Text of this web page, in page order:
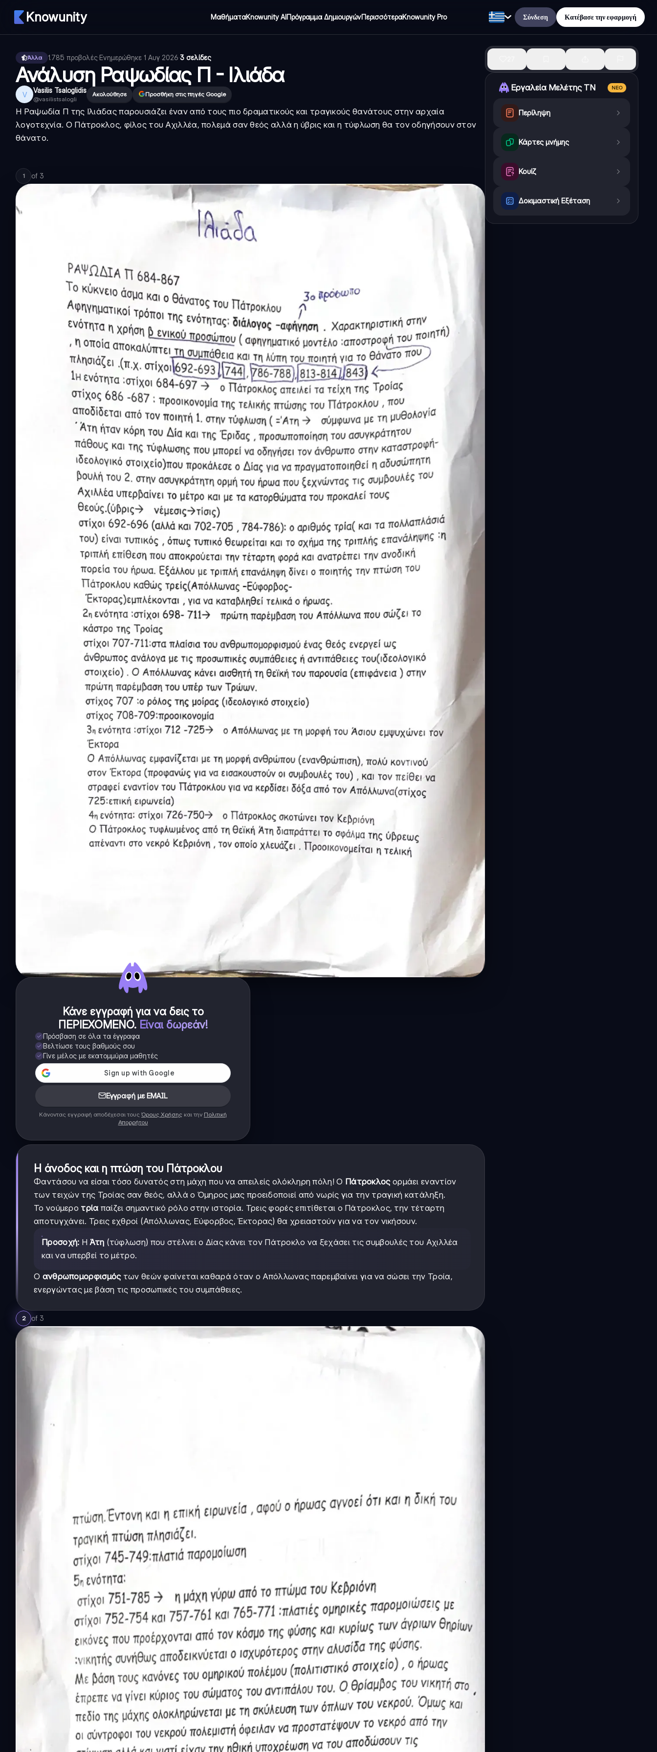
Knowunity ΜαθήματαKnowunity AIΠρόγραμμα ΔημιουργώνΠερισσότεραKnowunity Pro Σύνδεση Κατέβασε την εφαρμογή
Άλλα 1.785 προβολές·Ενημερώθηκε 1 Αυγ 2026·3 σελίδες
Ανάλυση Ραψωδίας Π - Ιλιάδα
V Vasilis Tsaloglidis
@vasilistsalogli
Ακολούθησε Προσθήκη στις πηγές Google
Η Ραψωδία Π της Ιλιάδας παρουσιάζει έναν από τους πιο δραματικούς και τραγικούς θανάτους στην αρχαία
λογοτεχνία. Ο Πάτροκλος, φίλος του Αχιλλέα, πολεμά σαν θεός αλλά η ύβρις και η τύφλωση θα τον οδηγήσουν στον
θάνατο.
1 of 3
Κάνε εγγραφή για να δεις το
ΠΕΡΙΕΧΟΜΕΝΟ. Είναι δωρεάν!
Πρόσβαση σε όλα τα έγγραφα
Βελτίωσε τους βαθμούς σου
Γίνε μέλος με εκατομμύρια μαθητές
Εγγραφή με EMAIL
Κάνοντας εγγραφή αποδέχεσαι τους Όρους Χρήσης και την Πολιτική
Απορρήτου
Η άνοδος και η πτώση του Πάτροκλου
Φαντάσου να είσαι τόσο δυνατός στη μάχη που να απειλείς ολόκληρη πόλη! Ο Πάτροκλοςορμάει εναντίον
των τειχών της Τροίας σαν θεός, αλλά ο Όμηρος μας προειδοποιεί από νωρίς για την τραγική κατάληξη.
Το νούμερο τρία παίζει σημαντικό ρόλο στην ιστορία. Τρεις φορές επιτίθεται ο Πάτροκλος, την τέταρτη
αποτυγχάνει. Τρεις εχθροί (Απόλλωνας, Εύφορβος, Έκτορας) θα χρειαστούν για να τον νικήσουν.
Προσοχή: ΗΆτη (τύφλωση) που στέλνει ο Δίας κάνει τον Πάτροκλο να ξεχάσει τις συμβουλές του Αχιλλέα
και να υπερβεί το μέτρο.
Ο ανθρωπομορφισμόςτων θεών φαίνεται καθαρά όταν ο Απόλλωνας παρεμβαίνει για να σώσει την Τροία,
ενεργώντας με βάση τις προσωπικές του συμπάθειες.
2 of 3
Εργαλεία Μελέτης ΤΝ ΝΈΟ
Περίληψη
Κάρτες μνήμης
Κουίζ
Δοκιμαστική Εξέταση